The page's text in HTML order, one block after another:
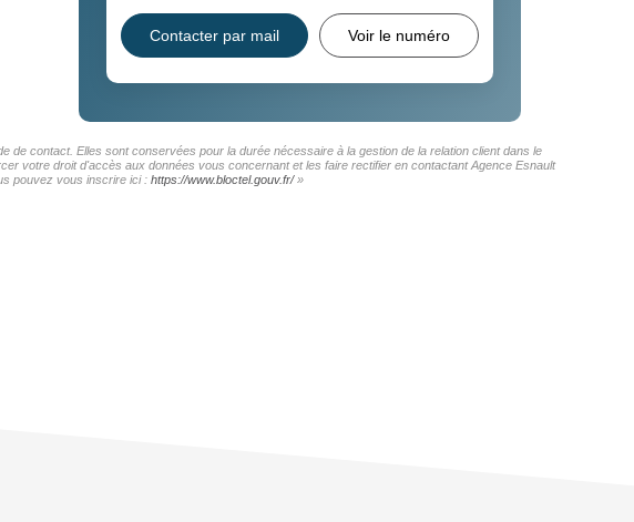
Contacter par mail Voir le numéro
contact. Elles sont conservées pour la durée nécessaire à la gestion de la relation client dans le
votre droit d'accès aux données vous concernant et les faire rectifier en contactant Agence Esnault
pouvez vous inscrire ici : https://www.bloctel.gouv.fr/»